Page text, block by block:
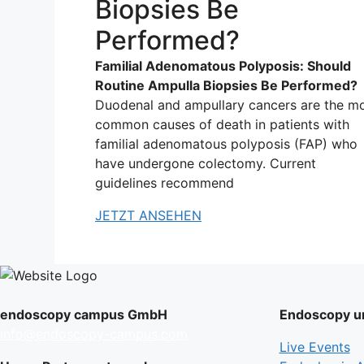
Biopsies Be
Performed?
Familial Adenomatous Polyposis: Should
Routine Ampulla Biopsies Be Performed?
Duodenal and ampullary cancers are the
common causes of death in patients with
familial adenomatous polyposis (FAP) who
have undergone colectomy. Current
guidelines recommend
JETZT ANSEHEN
endoscopy campus GmbH
Endoscopy
Live Events